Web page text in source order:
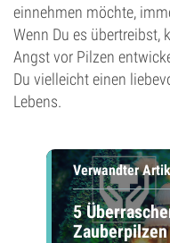
einnehmen möchte,
Wenn Du es übertreibst,
Angst vor Pilzen
Du vielleicht einen
Lebens.
Verwandter
5
Zauberpilzen